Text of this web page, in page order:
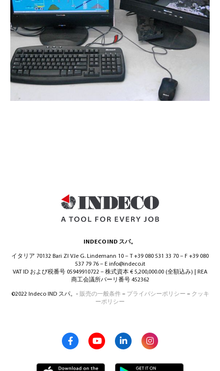
INDECO IND スパ。
イタリア 70132 Bari ZI V.le G. Lindemann 10 – T +39 080 531 33 70 – F +39 080
537 79 76 – E info@indeco.it
VAT ID および税番号 05949910722 – 株式資本 € 5,200,000.00 (全額込み) | REA
商工会議所バーリ番号 452362
©2022 Indeco IND スパ。- 販売の一般条件– プライバシーポリシー – クッキ
ーポリシー